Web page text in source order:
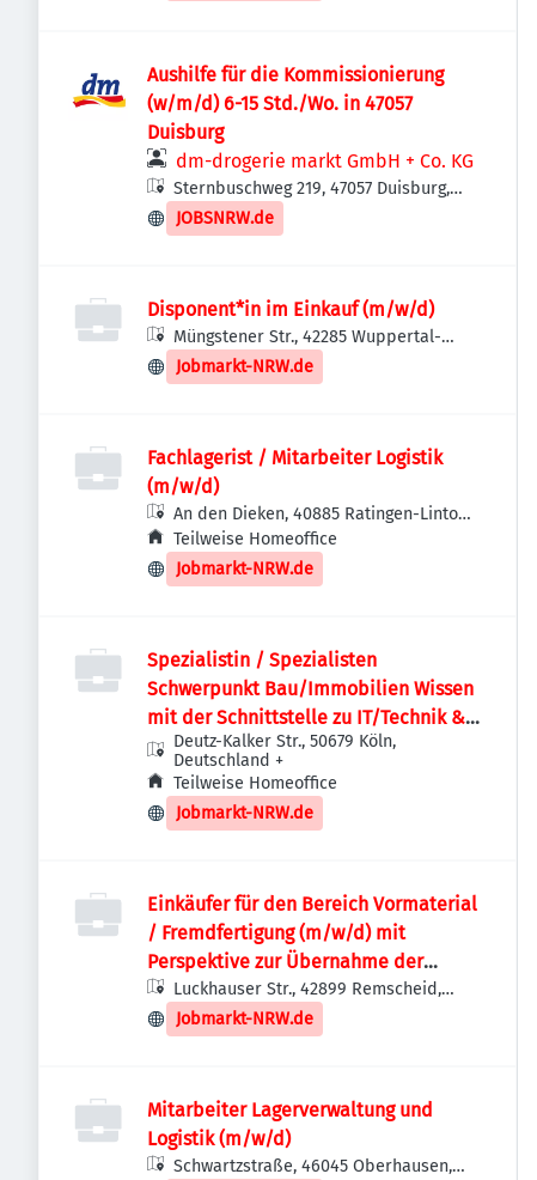
Aushilfe für die Kommissionierung
(w/m/d) 6-15 Std./Wo. in 47057
Duisburg
dm-drogerie markt GmbH + Co. KG
Sternbuschweg 219, 47057 Duisburg,
Deutschland
JOBSNRW.de
Disponent*in im Einkauf (m/w/d)
Müngstener Str., 42285 Wuppertal-
Barmen, Deutschland
Jobmarkt-NRW.de
Fachlagerist / Mitarbeiter Logistik
(m/w/d)
An den Dieken, 40885 Ratingen-Lintorf,
Deutschland
Teilweise Homeoffice
Jobmarkt-NRW.de
Spezialistin / Spezialisten
Schwerpunkt Bau/Immobilien Wissen
mit der Schnittstelle zu IT/Technik &
Einkauf (m/w/d)
Deutz-Kalker Str., 50679 Köln,
Deutschland +
Teilweise Homeoffice
Jobmarkt-NRW.de
Einkäufer für den Bereich Vormaterial
/ Fremdfertigung (m/w/d) mit
Perspektive zur Übernahme der
Einkaufsleitung
Luckhauser Str., 42899 Remscheid,
Deutschland
Jobmarkt-NRW.de
Mitarbeiter Lagerverwaltung und
Logistik (m/w/d)
Schwartzstraße, 46045 Oberhausen,